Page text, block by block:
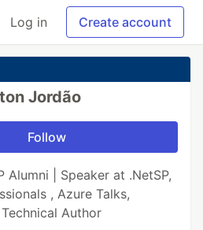
Log in Create account
Jordão
Follow
Alumni | Speaker at .NetSP,
, Azure Talks,
Author